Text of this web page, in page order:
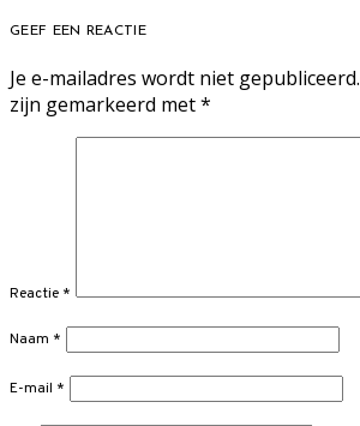
GEEF EEN REACTIE
Je e-mailadres wordt niet gepubliceerd.
zijn gemarkeerd met*
Reactie *
Naam *
E-mail *